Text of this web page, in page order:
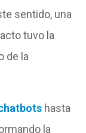
sentido, una
tuvo la
de la
hasta
la